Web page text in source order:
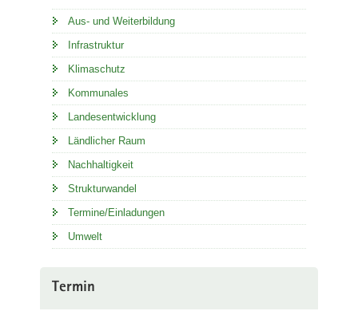
Aus- und Weiterbildung
Infrastruktur
Klimaschutz
Kommunales
Landesentwicklung
Ländlicher Raum
Nachhaltigkeit
Strukturwandel
Termine/Einladungen
Umwelt
Termin